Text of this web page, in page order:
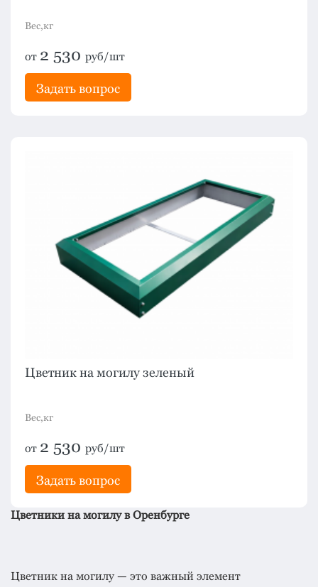
Вес,кг
от 2 530 руб/шт
Задать вопрос
Цветник на могилу зеленый
Вес,кг
от 2 530 руб/шт
Задать вопрос
Цветники на могилу в Оренбурге
Цветник на могилу — это важный элемент